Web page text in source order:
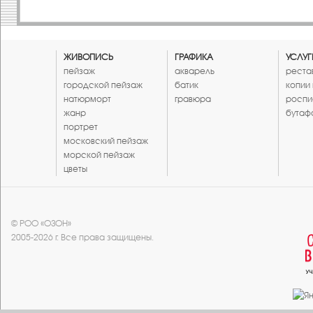
ЖИВОПИСЬ
пейзаж
городской пейзаж
натюрморт
жанр
портрет
московский пейзаж
морской пейзаж
цветы
ГРАФИКА
акварель
батик
гравюра
копии
© РОО «ОЗОН»
2005-2026 г. Все права защищены.